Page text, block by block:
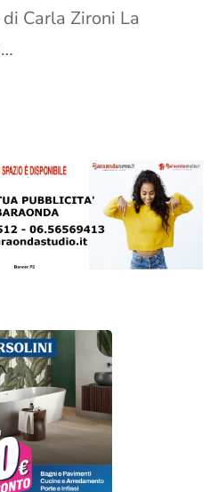
Carla Zironi La